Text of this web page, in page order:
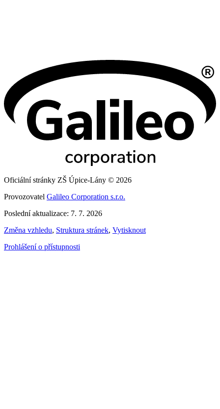
Oficiální stránky ZŠ Úpice-Lány © 2026
Provozovatel Galileo Corporation s.r.o.
Poslední aktualizace: 7. 7. 2026
Změna vzhledu, Struktura stránek, Vytisknout
Prohlášení o přístupnosti